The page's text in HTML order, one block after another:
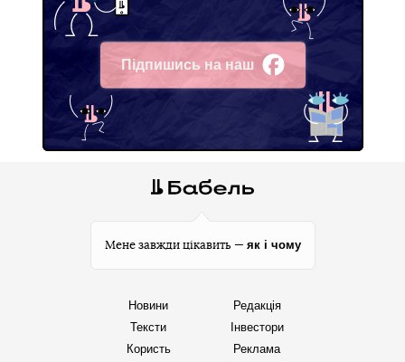
Підпишись на наш
Facebook
Мене завжди цікавить — як і чому
Новини
Тексти
Користь
Редакція
Інвестори
Реклама